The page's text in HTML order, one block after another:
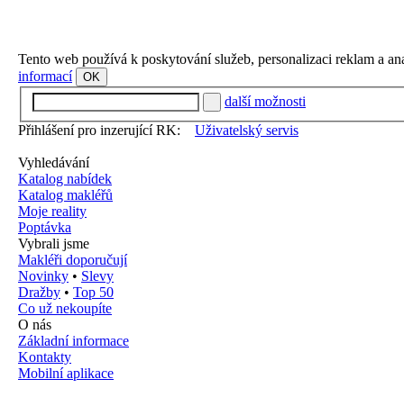
Tento web používá k poskytování služeb, personalizaci reklam a
informací
OK
další možnosti
Přihlášení pro inzerující RK:
Uživatelský servis
Vyhledávání
Katalog nabídek
Katalog makléřů
Moje reality
Poptávka
Vybrali jsme
Makléři doporučují
Novinky • Slevy
Dražby • Top 50
Co už nekoupíte
O nás
Základní informace
Kontakty
Mobilní aplikace